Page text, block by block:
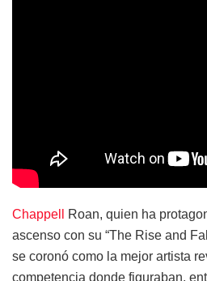
Chappell
Roan, quien ha
ascenso con su “The Rise and
se coronó como la mejor artista
competencia donde figuraban,